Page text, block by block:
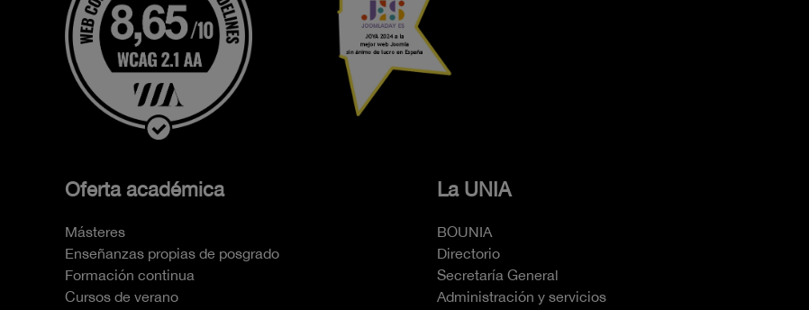
Oferta académica
Másteres
Enseñanzas propias de posgrado
Formación continua
Cursos de verano
La UNIA
BOUNIA
Directorio
Secretaría General
Administración y servicios